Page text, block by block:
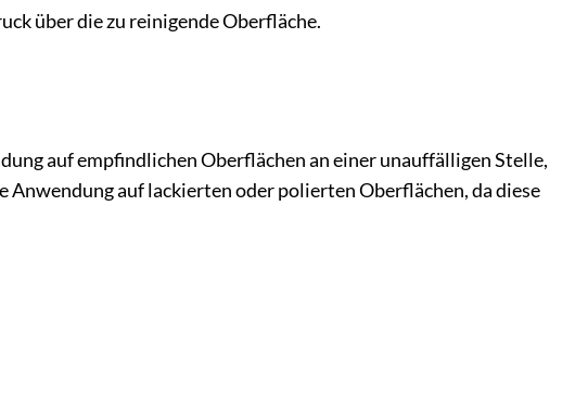
über die zu reinigende Oberfläche.
auf empfindlichen Oberflächen an einer unauffälligen Stelle,
Anwendung auf lackierten oder polierten Oberflächen, da diese